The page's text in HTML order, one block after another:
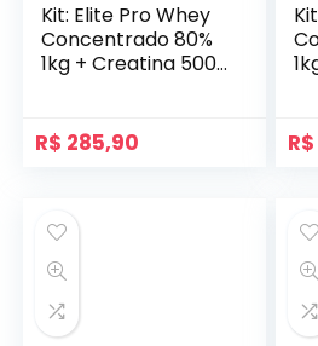
Kit: Elite Pro Whey
Concentrado 80%
1kg + Creatina 500g
R$ 285,90 R$